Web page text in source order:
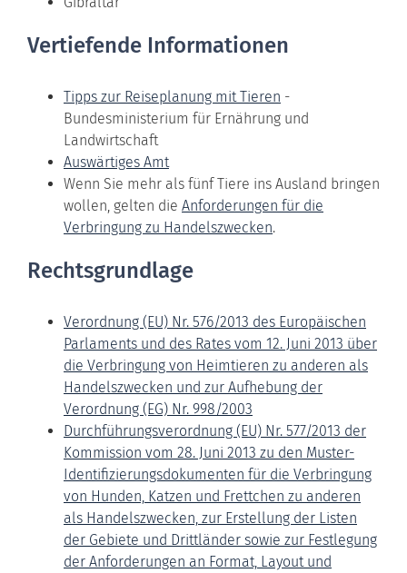
Vertiefende Informationen
Tipps zur Reiseplanung mit Tieren -
Bundesministerium für Ernährung und
Landwirtschaft
Auswärtiges Amt
Wenn Sie mehr als fünf Tiere ins Ausland bringen
wollen, gelten die Anforderungen für die
Verbringung zu Handelszwecken.
Rechtsgrundlage
Verordnung (EU) Nr. 576/2013 des Europäischen
Parlaments und des Rates vom 12. Juni 2013 über
die Verbringung von Heimtieren zu anderen als
Handelszwecken und zur Aufhebung der
Verordnung (EG) Nr. 998/2003
Durchführungsverordnung (EU) Nr. 577/2013 der
Kommission vom 28. Juni 2013 zu den Muster-
Identifizierungsdokumenten für die Verbringung
von Hunden, Katzen und Frettchen zu anderen
als Handelszwecken, zur Erstellung der Listen
der Gebiete und Drittländer sowie zur Festlegung
der Anforderungen an Format, Layout und